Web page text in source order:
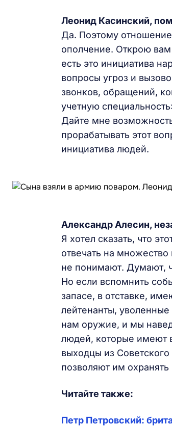
Леонид Касинский,
Да. Поэтому
ополчение. Открою
есть это инициатива
вопросы угроз и
звонков, обращений,
учетную
Дайте мне
прорабатывать этот
инициатива людей.
Александр Алесин,
Я хотел сказать, что
отвечать на
не понимают. Думают,
Но если вспомнить
запасе, в отставке,
лейтенанты,
нам оружие, и мы
людей, которые имеют
выходцы из
позволяют им охранять
Читайте также:
Петр Петровский: